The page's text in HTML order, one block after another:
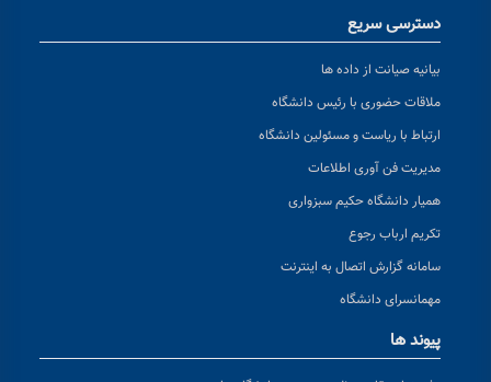
دسترسی سریع
بیانیه صیانت از داده ها
ملاقات حضوری با رئیس دانشگاه
ارتباط با ریاست و مسئولین دانشگاه
مدیریت فن آوری اطلاعات
همیار دانشگاه حکیم سبزواری
تکریم ارباب رجوع
سامانه گزارش اتصال به اینترنت
مهمانسرای دانشگاه
پیوند ها